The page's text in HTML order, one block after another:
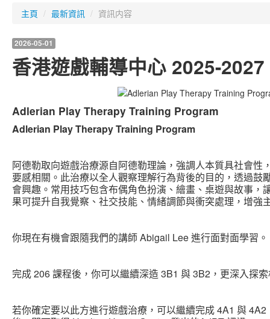
主頁 / 最新資訊 / 資訊内容
2026-05-01
香港遊戲輔導中心 2025-
Adlerian Play Therapy Training Program
Adlerian Play Therapy Training Program
阿德勒取向遊戲治療源自阿德勒理論，強調人本質具社會性
要感相關。此治療以全人觀察理解行為背後的目的，透過鼓
會興趣。常用技巧包含布偶角色扮演、繪畫、桌遊與故事，
果可提升自我覺察、社交技能、情緒調節與衝突處理，增強
你現在有機會跟隨我們的講師 Abigail Lee 進行面對面學習。
完成 206 課程後，你可以繼續深造 3B1 與 3B2，更深入探
若你確定要以此方進行遊戲治療，可以繼續完成 4A1 與